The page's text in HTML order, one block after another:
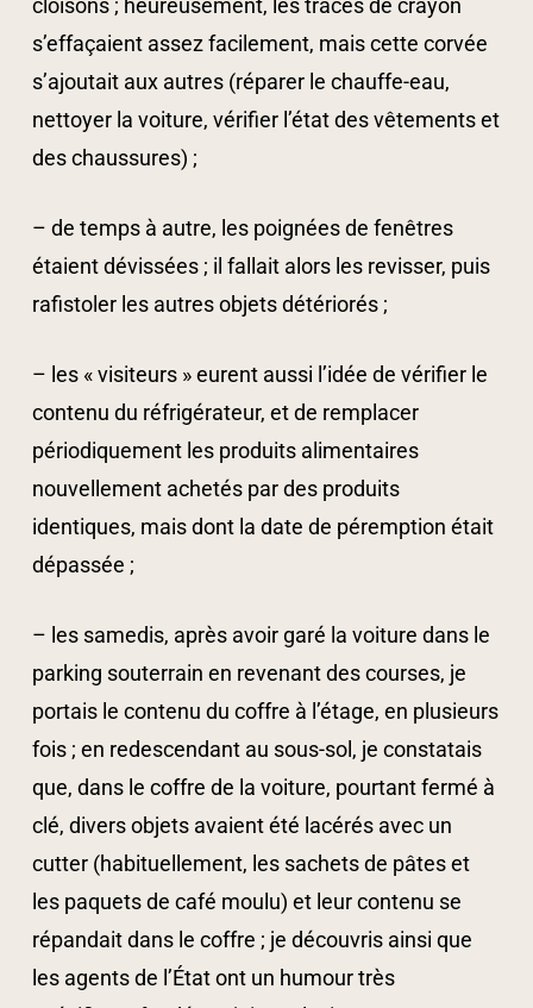
cloisons ; heureusement, les traces de crayon
s’effaçaient assez facilement, mais cette corvée
s’ajoutait aux autres (réparer le chauffe-eau,
nettoyer la voiture, vérifier l’état des vêtements et
des chaussures) ;
– de temps à autre, les poignées de fenêtres
étaient dévissées ; il fallait alors les revisser, puis
rafistoler les autres objets détériorés ;
– les « visiteurs » eurent aussi l’idée de vérifier le
contenu du réfrigérateur, et de remplacer
périodiquement les produits alimentaires
nouvellement achetés par des produits
identiques, mais dont la date de péremption était
dépassée ;
– les samedis, après avoir garé la voiture dans le
parking souterrain en revenant des courses, je
portais le contenu du coffre à l’étage, en plusieurs
fois ; en redescendant au sous-sol, je constatais
que, dans le coffre de la voiture, pourtant fermé à
clé, divers objets avaient été lacérés avec un
cutter (habituellement, les sachets de pâtes et
les paquets de café moulu) et leur contenu se
répandait dans le coffre ; je découvris ainsi que
les agents de l’État ont un humour très